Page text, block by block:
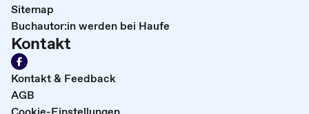
Sitemap
Buchautor:in werden bei Haufe
Kontakt
Kontakt & Feedback
AGB